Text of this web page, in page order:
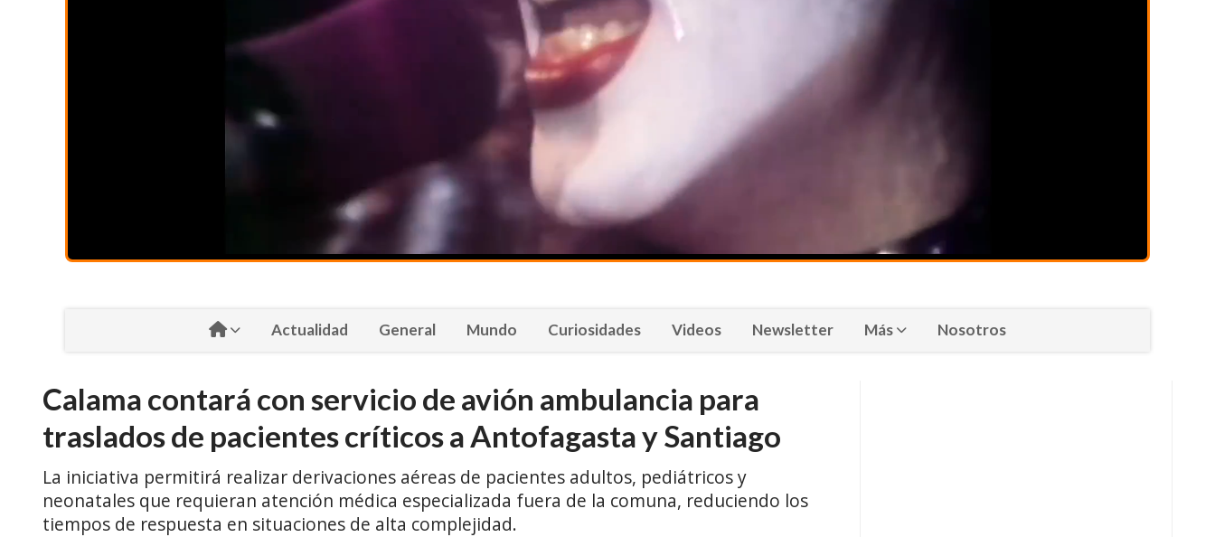
Actualidad General Mundo Curiosidades Videos Newsletter Más Nosotros
Calama contará con servicio de avión ambulancia para
traslados de pacientes críticos a Antofagasta y Santiago
La iniciativa permitirá realizar derivaciones aéreas de pacientes adultos, pediátricos y
neonatales que requieran atención médica especializada fuera de la comuna, reduciendo los
tiempos de respuesta en situaciones de alta complejidad.